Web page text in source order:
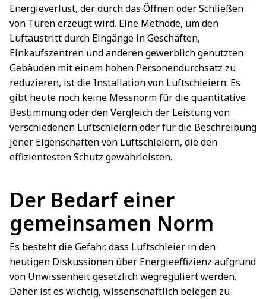
Energieverlust, der durch das Öffnen oder Schließen
von Türen erzeugt wird. Eine Methode, um den
Luftaustritt durch Eingänge in Geschäften,
Einkaufszentren und anderen gewerblich genutzten
Gebäuden mit einem hohen Personendurchsatz zu
reduzieren, ist die Installation von Luftschleiern. Es
gibt heute noch keine Messnorm für die quantitative
Bestimmung oder den Vergleich der Leistung von
verschiedenen Luftschleiern oder für die Beschreibung
jener Eigenschaften von Luftschleiern, die den
effizientesten Schutz gewährleisten.
Der Bedarf einer
gemeinsamen Norm
Es besteht die Gefahr, dass Luftschleier in den
heutigen Diskussionen über Energieeffizienz aufgrund
von Unwissenheit gesetzlich wegreguliert werden.
Daher ist es wichtig, wissenschaftlich belegen zu